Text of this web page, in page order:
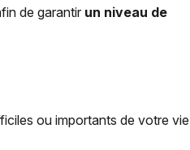
de garantir un niveau de
ou importants de votre vie,